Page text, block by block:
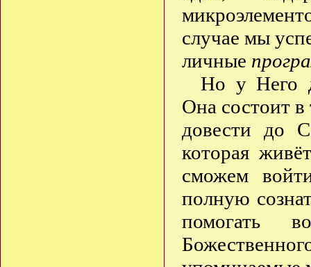
случае мы
личные
Но у Него
Она состоит в
довести до
которая
сможем
полную
помогать